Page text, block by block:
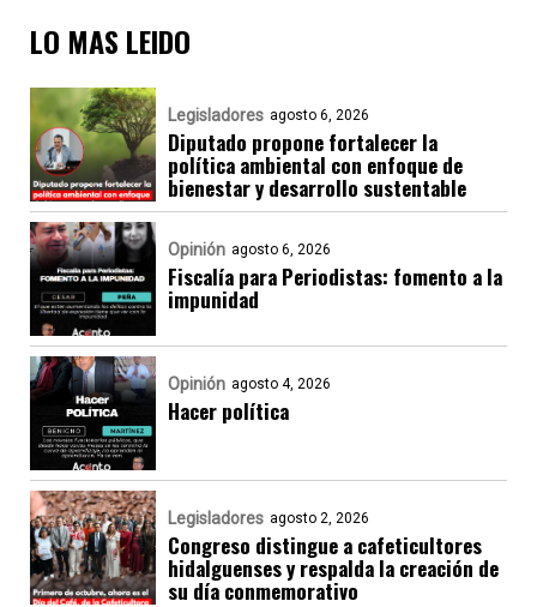
LO MAS LEIDO
Legisladores agosto 6, 2026
Diputado propone fortalecer la
política ambiental con enfoque de
bienestar y desarrollo sustentable
Opinión agosto 6, 2026
Fiscalía para Periodistas: fomento a la
impunidad
Opinión agosto 4, 2026
Hacer política
Legisladores agosto 2, 2026
Congreso distingue a cafeticultores
hidalguenses y respalda la creación de
su día conmemorativo